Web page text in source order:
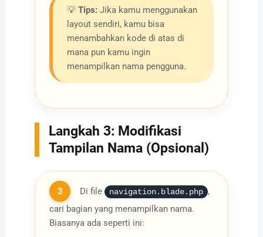
💡Tips: Jika kamu menggunakan
layout sendiri, kamu bisa
menambahkan kode di atas di
mana pun kamu ingin
menampilkan nama pengguna.
Langkah 3: Modifikasi
Tampilan Nama (Opsional)
3 Di file navigation.blade.php ,
cari bagian yang menampilkan nama.
Biasanya ada seperti ini: